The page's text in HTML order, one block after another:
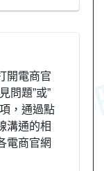
開電商官
問題”或”
，通過點
溝通的相
電商官網